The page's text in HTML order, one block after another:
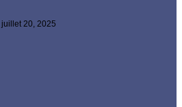
juillet 20, 2025